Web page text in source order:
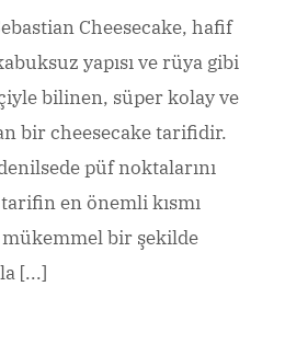
Cheesecake, hafif
yapısı ve rüya gibi
bilinen, süper kolay ve
bir cheesecake tarifidir.
püf noktalarını
en önemli kısmı
bir şekilde
[...]